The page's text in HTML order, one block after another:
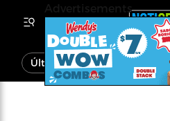
Última Hora Noticias
Advertisements